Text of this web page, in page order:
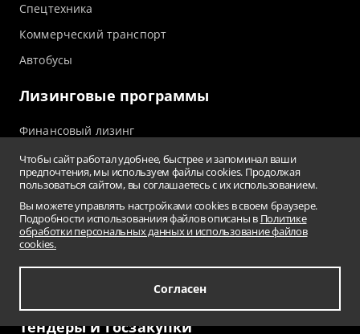
Спецтехника
Коммерческий транспорт
Автобусы
Лизинговые программы
Финансовый лизинг
Операционная аренда
Лизинг для индивидуальных предпринимателей
Подписка на автомобиль
Возвратный лизинг
Спецпредложения
Тендеры и госзакупки
Чтобы сайт работал удобнее, быстрее и запоминал ваши
предпочтения, мы используем файлы cookies. Продолжая
пользоваться сайтом, вы соглашаетесь с их использованием.
Вы можете управлять настройками cookies в своем браузере.
Подробности использованиия файлов описаны в Политике
обработки персональных данных и использование файлов
cookies.
Согласен